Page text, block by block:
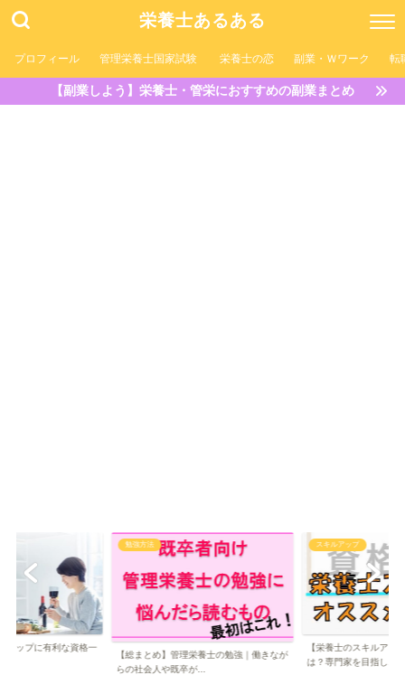
栄養士あるある
プロフィール 管理栄養士国家試験 栄養士の恋 副業・Ｗワーク 転
【副業しよう】栄養士・管栄におすすめの副業まとめ
アップに有利な資格一
勉強方法
【総まとめ】管理栄養士の勉強｜働きなが
らの社会人や既卒が...
スキルアップ
【栄養士のスキルアッ
は？専門家を目指し...